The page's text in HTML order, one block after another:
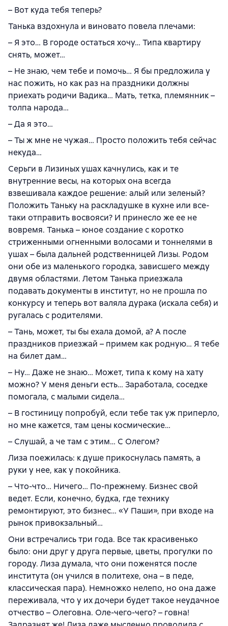
– Вот куда тебя теперь?
Танька вздохнула и виновато повела плечами:
– Я это… В городе остаться хочу… Типа квартиру
снять, может…
– Не знаю, чем тебе и помочь… Я бы предложила у
нас пожить, но как раз на праздники должны
приехать родичи Вадика… Мать, тетка, племянник –
толпа народа…
– Да я это…
– Ты ж мне не чужая… Просто положить тебя сейчас
некуда…
Серьги в Лизиных ушах качнулись, как и те
внутренние весы, на которых она всегда
взвешивала каждое решение: алый или зеленый?
Положить Таньку на раскладушке в кухне или все-
таки отправить восвояси? И принесло же ее не
вовремя. Танька – юное создание с коротко
стриженными огненными волосами и тоннелями в
ушах – была дальней родственницей Лизы. Родом
они обе из маленького городка, зависшего между
двумя областями. Летом Танька приезжала
подавать документы в институт, но не прошла по
конкурсу и теперь вот валяла дурака (искала себя) и
ругалась с родителями.
– Тань, может, ты бы ехала домой, а? А после
праздников приезжай – примем как родную… Я тебе
на билет дам…
– Ну… Даже не знаю… Может, типа к кому на хату
можно? У меня деньги есть… Заработала, соседке
помогала, с малыми сидела…
– В гостиницу попробуй, если тебе так уж приперло,
но мне кажется, там цены космические…
– Слушай, а че там с этим… С Олегом?
Лиза поежилась: к душе прикоснулась память, а
руки у нее, как у покойника.
– Что-что… Ничего… По-прежнему. Бизнес свой
ведет. Если, конечно, будка, где технику
ремонтируют, это бизнес… «У Паши», при входе на
рынок привокзальный…
Они встречались три года. Все так красивенько
было: они друг у друга первые, цветы, прогулки по
городу. Лиза думала, что они поженятся после
института (он учился в политехе, она – в педе,
классическая пара). Немножко нелепо, но она даже
переживала, что у их дочери будет такое неудачное
отчество – Олеговна. Оле-чего-чего? – говна!